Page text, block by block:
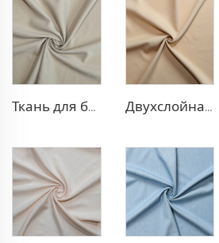
Ткань для блейзера TR в рубчик Двухслойная ткань для платья TR